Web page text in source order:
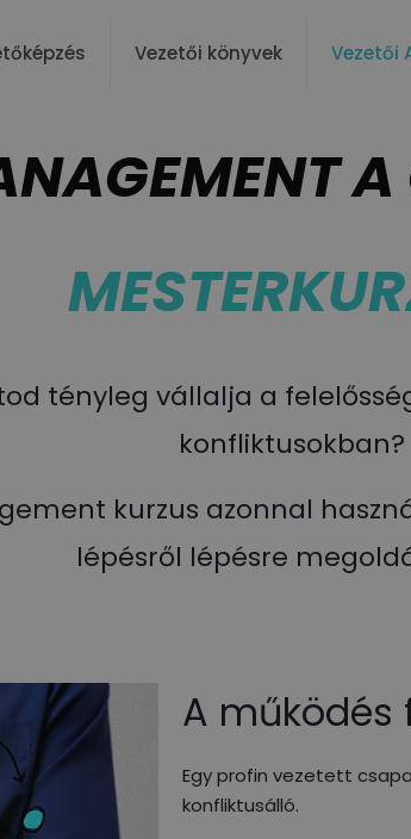
Vezetői könyvek Vezetői
tényleg vállalja a
konfliktusokban?
kurzus azonnal
lépésről lépésre
A működés
Egy profin vezetett
konfliktusálló.